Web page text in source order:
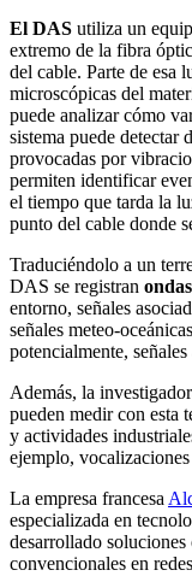
El DAS utiliza un
extremo de la fibra
del cable. Parte de esa
microscópicas del
puede analizar cómo
sistema puede detectar
provocadas por
permiten identificar
el tiempo que tarda la
punto del cable donde
Traduciéndolo a un
DAS se registran
entorno, señales
señales meteo-
potencialmente, señales
Además, la
pueden medir con esta
y actividades
ejemplo, vocalizaciones
La empresa francesa
especializada en
desarrollado
convencionales en